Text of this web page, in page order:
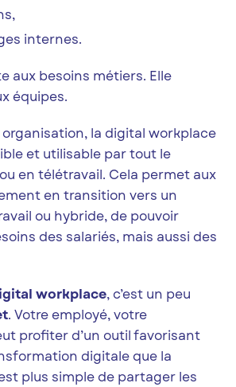
internes.
aux besoins métiers. Elle
équipes.
la digital workplace
et utilisable par tout le
en télétravail. Cela permet aux
en transition vers un
ou hybride, de pouvoir
des salariés, mais aussi des
workplace, c’est un peu
. Votre employé, votre
profiter d’un outil favorisant
digitale que la
plus simple de partager les